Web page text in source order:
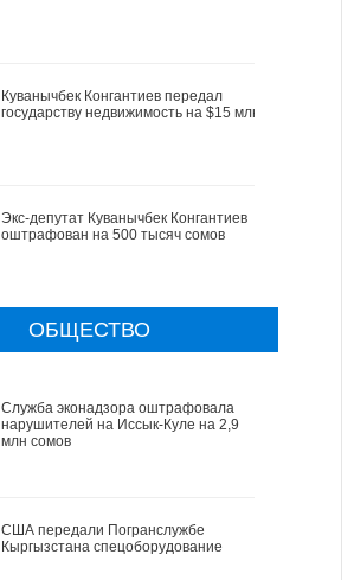
Куванычбек Конгантиев передал
государству недвижимость на $15 млн
Экс-депутат Куванычбек Конгантиев
оштрафован на 500 тысяч сомов
ОБЩЕСТВО
Служба эконадзора оштрафовала
нарушителей на Иссык-Куле на 2,9
млн сомов
США передали Погранслужбе
Кыргызстана спецоборудование